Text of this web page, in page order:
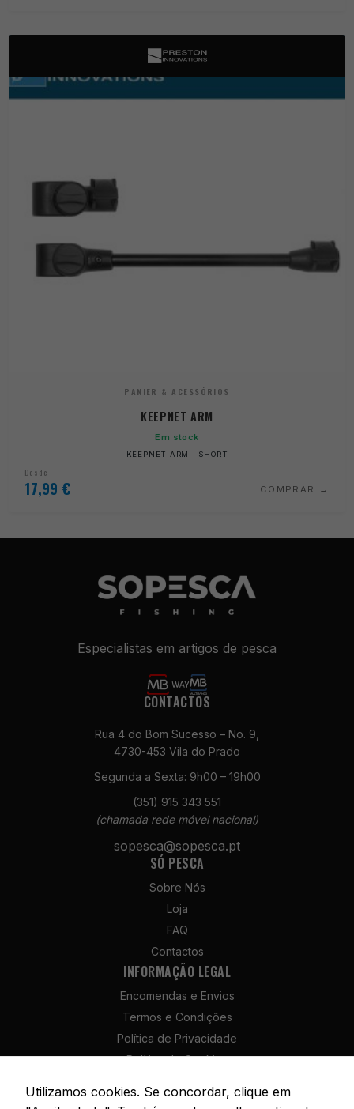
PANIER & ACESSÓRIOS
KEEPNET ARM
Em stock
KEEPNET ARM - SHORT
Desde
17,99 € COMPRAR
Especialistas em artigos de pesca
CONTACTOS
Rua 4 do Bom Sucesso – No. 9,
4730-453 Vila do Prado
Segunda a Sexta: 9h00 – 19h00
(351) 915 343 551
(chamada rede móvel nacional)
sopesca@sopesca.pt
SÓ PESCA
Sobre Nós
Loja
FAQ
Contactos
INFORMAÇÃO LEGAL
Encomendas e Envios
Termos e Condições
Política de Privacidade
Política de Cookies
Livro de Reclamações
Utilizamos cookies. Se concordar, clique em
Necessários
Estes cookies
opcionais. São
do site.
Estatísticas
Para que
possamos
melhorar a
e a estrutura
do site, com